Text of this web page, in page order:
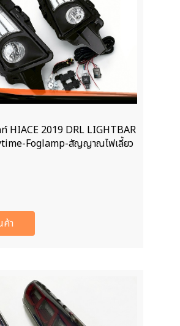
HIACE 2019 DRL LIGHTBAR
Foglamp-สัญญาณไฟเลี้ยว
า